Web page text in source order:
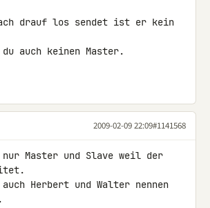
drauf los sendet ist er kein
du auch keinen Master.
2009-02-09 22:09#1141568
Master und Slave weil der
Herbert und Walter nennen